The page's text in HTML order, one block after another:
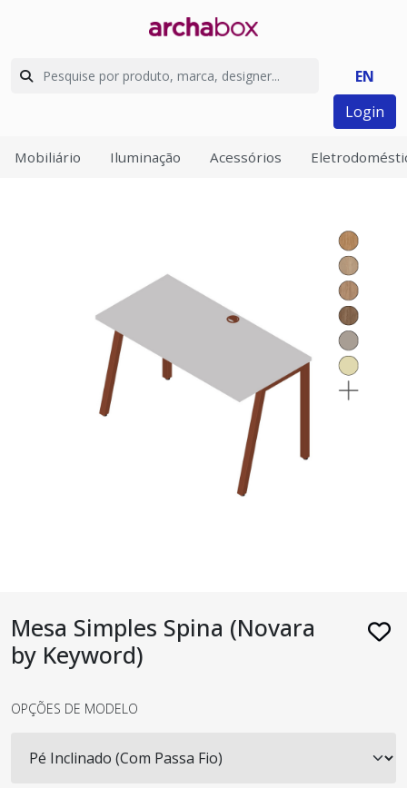
EN
Login
Mobiliário Iluminação Acessórios
Mesa Simples Spina (Novara
by Keyword)
OPÇÕES DE MODELO